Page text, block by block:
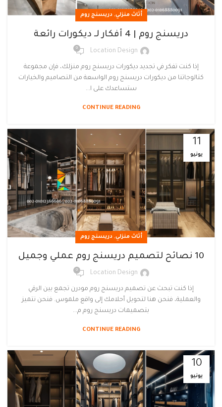
أثاث منزلي, دريسنج روم
دريسنج روم | 4 أفكار لـ ديكورات رائعة
Location Design
0
إذا كنت تفكر في تجديد ديكورات دريسنج روم منزلك، فإن مجموعة
كتالوجاتنا من ديكورات دريسنج روم الواسعة من التصاميم والخيارات
ستساعدك على ا...
CONTINUE READING
11
يونيو
أثاث منزلي, دريسنج روم
10 نصائح لتصميم دريسنج روم عملي وجميل
Location Design
0
إذا كنت تبحث عن تصميم دريسنج روم مودرن تجمع بين الرقي
والعملية، فنحن هنا لتحويل أحلامك إلى واقع ملموس. فنحن نتميز
بتصميمات دريسنج روم م...
CONTINUE READING
10
يونيو